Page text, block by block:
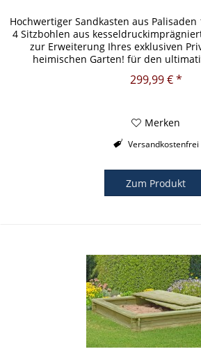
Hochwertiger Sandkasten aus Palisaden
4 Sitzbohlen aus
zur Erweiterung Ihres exklusiven
heimischen Garten! für den
299,99 € *
Merken
Versandkostenfrei
Zum Produkt